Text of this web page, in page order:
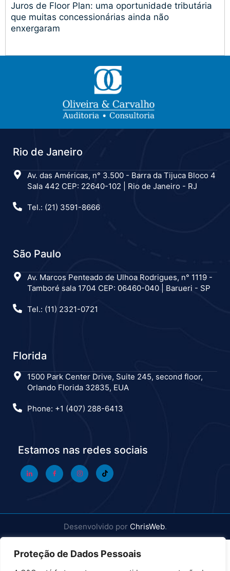
Proteção de Dados Pessoais
Juros de Floor Plan: uma oportunidade tributária
que muitas concessionárias ainda não
enxergaram
Rio de Janeiro
Av. das Américas, n° 3.500 - Barra da Tijuca Bloco 4
Sala 442 CEP: 22640-102 | Rio de Janeiro - RJ
Tel.: (21) 3591-8666
São Paulo
Av. Marcos Penteado de Ulhoa Rodrigues, n° 1119 -
Tamboré sala 1704 CEP: 06460-040 | Barueri - SP
Tel.: (11) 2321-0721
Florida
1500 Park Center Drive, Suite 245, second floor,
Orlando Florida 32835, EUA
Phone: +1 (407) 288-6413
Estamos nas redes sociais
Desenvolvido por ChrisWeb.